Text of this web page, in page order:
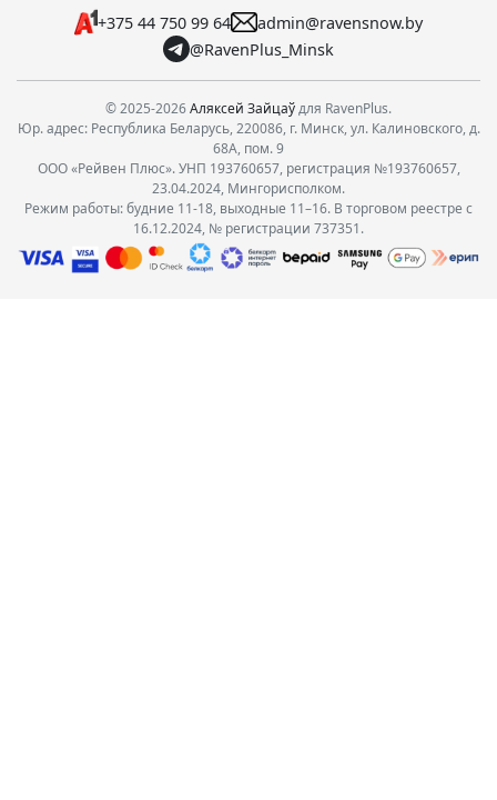
+375 44 750 99 64
admin@ravensnow.by
@RavenPlus_Minsk
© 2025-2026Аляксей Зайцаўдля RavenPlus.
Юр. адрес: Республика Беларусь, 220086, г. Минск, ул. Калиновского, д.
68А, пом. 9
ООО «Рейвен Плюс». УНП 193760657, регистрация №193760657,
23.04.2024, Мингорисполком.
Режим работы: будние 11-18, выходные 11–16. В торговом реестре с
16.12.2024, № регистрации 737351.